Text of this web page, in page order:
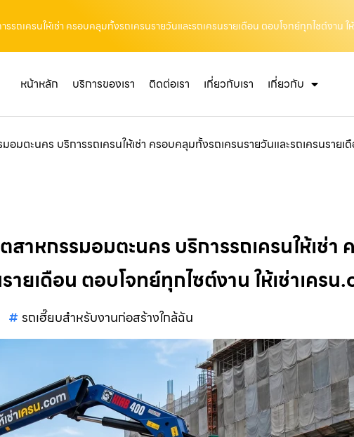
ถเครนให้เช่า ครอบคลุมทั้งรถเครนรายวันและรถเครนรายเดือน ตอบโจทย์ทุกไซต์งาน ให้
หน้าหลัก บริการของเรา ติดต่อเรา เกี่ยวกับเรา เกี่ยวกับ
มตะนคร บริการรถเครนให้เช่า ครอบคลุมทั้งรถเครนรายวันและรถเครนรายเ
าหกรรมอมตะนคร บริการรถเครนให้เช่า
ายเดือน ตอบโจทย์ทุกไซต์งาน ให้เช่าเครน
รถเฮี๊ยบสำหรับงานก่อสร้างใกล้ฉัน